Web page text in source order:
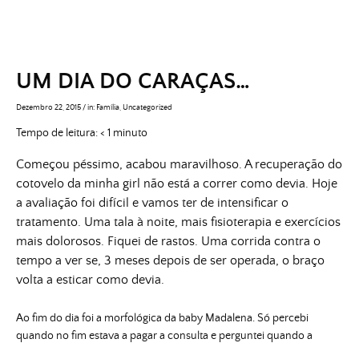
UM DIA DO CARAÇAS…
Dezembro 22, 2015/in: Família Uncategorized
Tempo de leitura:< 1 minuto
Começou péssimo, acabou maravilhoso. A recuperação do
cotovelo da minha girl não está a correr como devia. Hoje
a avaliação foi difícil e vamos ter de intensificar o
tratamento. Uma tala à noite, mais fisioterapia e exercícios
mais dolorosos. Fiquei de rastos. Uma corrida contra o
tempo a ver se, 3 meses depois de ser operada, o braço
volta a esticar como devia.
Ao fim do dia foi a morfológica da baby Madalena. Só percebi
quando no fim estava a pagar a consulta e perguntei quando a